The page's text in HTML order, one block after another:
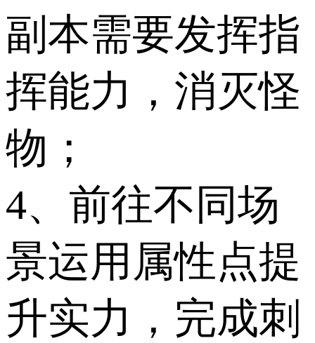
副本需要发挥指
挥能力，消灭怪
物；
4、前往不同场
景运用属性点提
升实力，完成刺